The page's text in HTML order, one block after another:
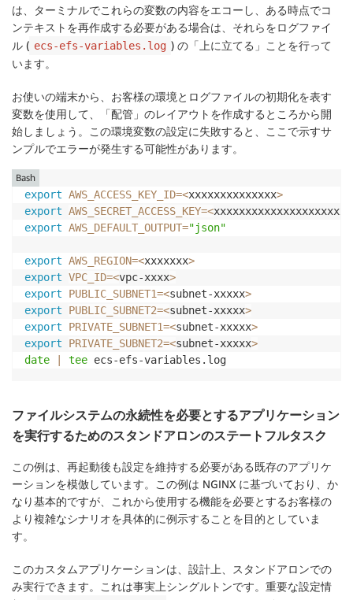
は、ターミナルでこれらの変数の内容をエコーし、ある時点でコ
ンテキストを再作成する必要がある場合は、それらをログファイ
ル ( ecs-efs-variables.log ) の「上に立てる」ことを行って
います。
お使いの端末から、お客様の環境とログファイルの初期化を表す
変数を使用して、「配管」のレイアウトを作成するところから開
始しましょう。この環境変数の設定に失敗すると、ここで示すサ
ンプルでエラーが発生する可能性があります。
export AWS_ACCESS_KEY_ID=<xxxxxxxxxxxxxx>
export AWS_SECRET_ACCESS_KEY=<xxxxxxxxxxxxxxxxxxxxx
export AWS_DEFAULT_OUTPUT="json"
export AWS_REGION=<xxxxxxx>
export VPC_ID=<vpc-xxxx>
export
PUBLIC_SUBNET1=<subnet-xxxxx>
export
PUBLIC_SUBNET2=<subnet-xxxxx>
export
PRIVATE_SUBNET1=<subnet-xxxxx>
export
PRIVATE_SUBNET2=<subnet-xxxxx>
date
tee ecs-efs-variables.log
Bash
ファイルシステムの永続性を必要とするアプリケーション
を実行するためのスタンドアロンのステートフルタスク
この例は、再起動後も設定を維持する必要がある既存のアプリケ
ーションを模倣しています。この例は NGINX に基づいており、か
なり基本的ですが、これから使用する機能を必要とするお客様の
より複雑なシナリオを具体的に例示することを目的としていま
す。
このカスタムアプリケーションは、設計上、スタンドアロンでの
み実行できます。これは事実上シングルトンです。重要な設定情